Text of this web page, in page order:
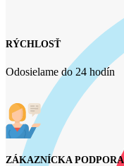
RÝCHLOSŤ
Odosielame do 24 hodín
ZÁKAZNÍCKA PODPORA